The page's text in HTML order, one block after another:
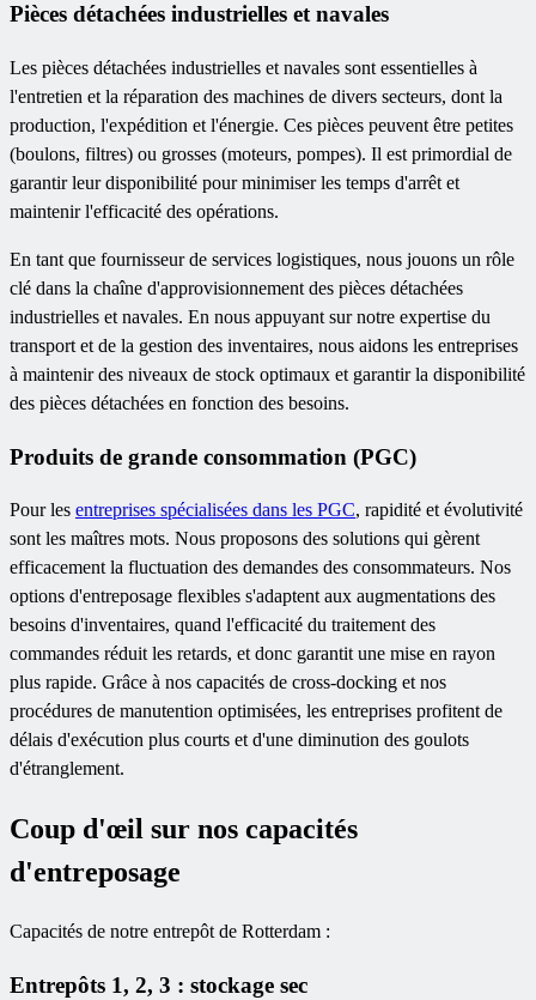
Pièces détachées industrielles et navales
Les pièces détachées industrielles et navales sont essentielles à
l'entretien et la réparation des machines de divers secteurs, dont la
production, l'expédition et l'énergie. Ces pièces peuvent être petites
(boulons, filtres) ou grosses (moteurs, pompes). Il est primordial de
garantir leur disponibilité pour minimiser les temps d'arrêt et
maintenir l'efficacité des opérations.
En tant que fournisseur de services logistiques, nous jouons un rôle
clé dans la chaîne d'approvisionnement des pièces détachées
industrielles et navales. En nous appuyant sur notre expertise du
transport et de la gestion des inventaires, nous aidons les entreprises
à maintenir des niveaux de stock optimaux et garantir la disponibilité
des pièces détachées en fonction des besoins.
Produits de grande consommation (PGC)
Pour les entreprises spécialisées dans les PGC, rapidité et évolutivité
sont les maîtres mots. Nous proposons des solutions qui gèrent
efficacement la fluctuation des demandes des consommateurs. Nos
options d'entreposage flexibles s'adaptent aux augmentations des
besoins d'inventaires, quand l'efficacité du traitement des
commandes réduit les retards, et donc garantit une mise en rayon
plus rapide. Grâce à nos capacités de cross-docking et nos
procédures de manutention optimisées, les entreprises profitent de
délais d'exécution plus courts et d'une diminution des goulots
d'étranglement.
Coup d'œil sur nos capacités
d'entreposage
Capacités de notre entrepôt de Rotterdam :
Entrepôts 1, 2, 3 : stockage sec